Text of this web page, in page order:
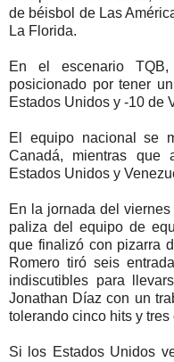
de béisbol de Las
La Florida.
En el escenario
posicionado por tener
Estados Unidos y -10 de
El equipo nacional se
Canadá, mientras
Estados Unidos y
En la jornada del
paliza del equipo de
que finalizó con pizarra
Romero tiró seis
indiscutibles para
Jonathan Díaz con un
tolerando cinco hits y tres
Si los Estados Unidos